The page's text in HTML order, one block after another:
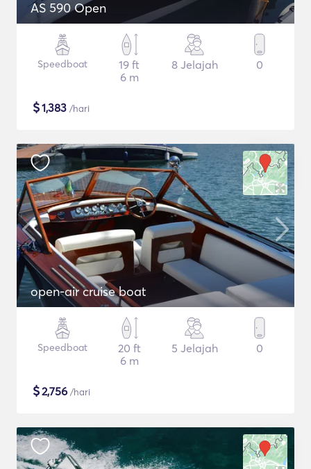
AS 590 Open
Speedboat
19 ft
6 m
8 Jelajah 0
$1,383 /hari
open-air cruise boat
Speedboat
20 ft
6 m
5 Jelajah 0
$2,756 /hari